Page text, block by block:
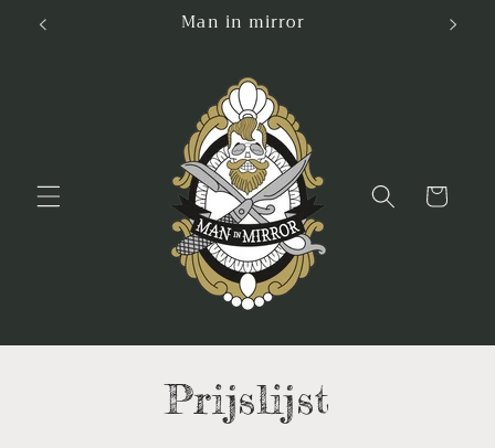
Skip to
Man in mirror
Cart
Prijslijst